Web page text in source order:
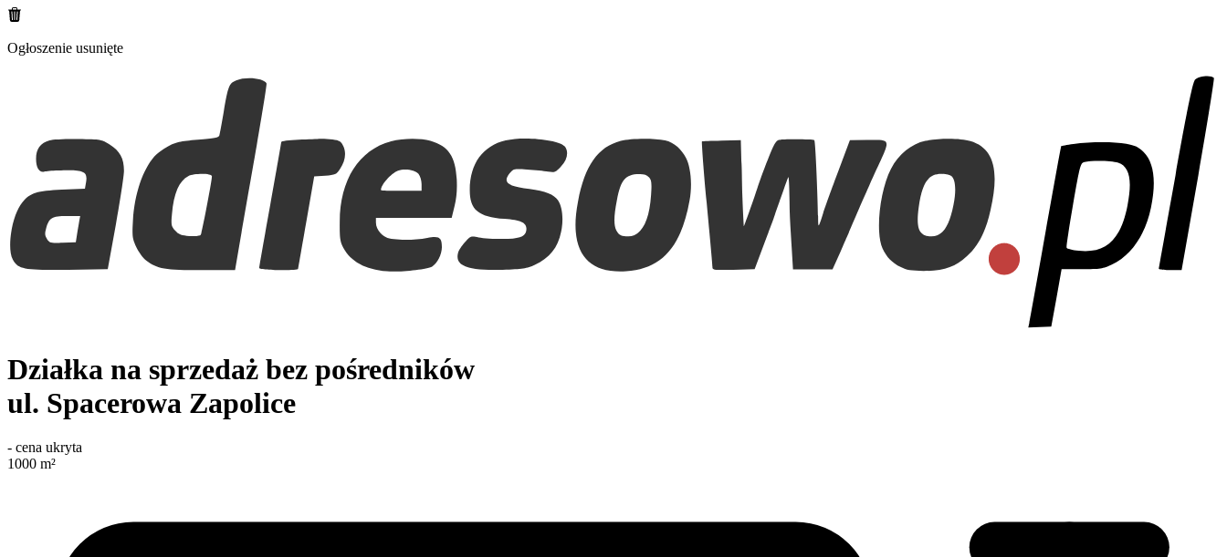
Ogłoszenie usunięte
Działka na sprzedaż bez pośredników
ul. Spacerowa Zapolice
- cena ukryta
1000 m²